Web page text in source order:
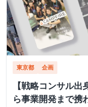
東京都 企画
【戦略コンサル
ら事業開発まで携